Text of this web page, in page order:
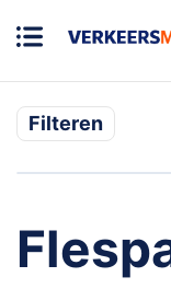
Filteren